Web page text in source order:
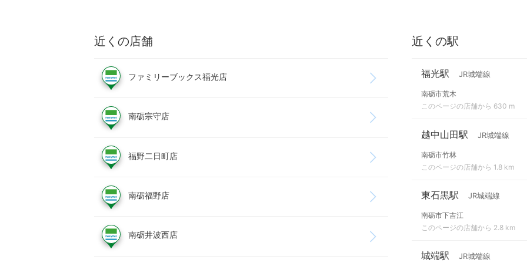
近くの店舗
ファミリーブックス福光店
南砺宗守店
福野二日町店
南砺福野店
南砺井波西店
近くの駅
福光駅 JR城端線
南砺市荒木
このページの店舗から 630 m
越中山田駅 JR城端線
南砺市竹林
このページの店舗から 1.8 km
東石黒駅 JR城端線
南砺市下吉江
このページの店舗から 2.8 km
城端駅 JR城端線